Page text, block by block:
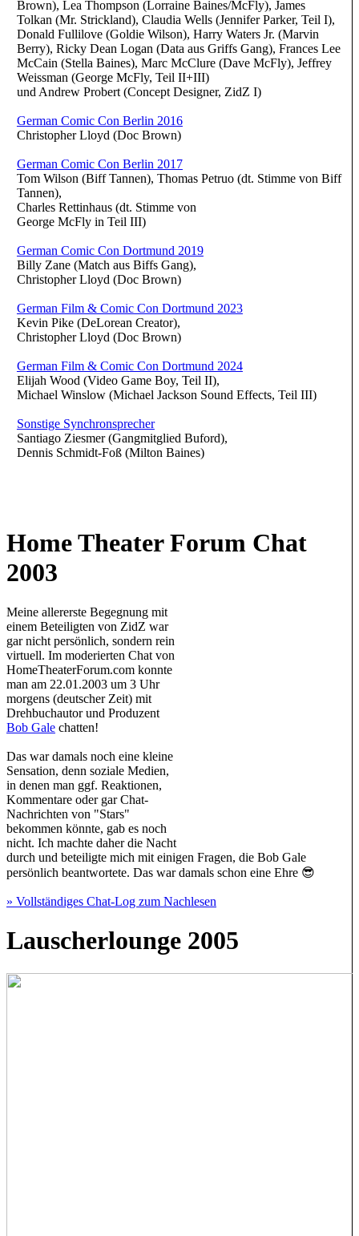
Brown), Lea Thompson (Lorraine Baines/McFly), James
Tolkan (Mr. Strickland), Claudia Wells (Jennifer Parker, Teil I),
Donald Fullilove (Goldie Wilson), Harry Waters Jr. (Marvin
Berry), Ricky Dean Logan (Data aus Griffs Gang), Frances Lee
McCain (Stella Baines), Marc McClure (Dave McFly), Jeffrey
Weissman (George McFly, Teil II+III)
und Andrew Probert (Concept Designer, ZidZ I)
German Comic Con Berlin 2016
Christopher Lloyd (Doc Brown)
German Comic Con Berlin 2017
Tom Wilson (Biff Tannen), Thomas Petruo (dt. Stimme von Biff
Tannen),
Charles Rettinhaus (dt. Stimme von
George McFly in Teil III)
German Comic Con Dortmund 2019
Billy Zane (Match aus Biffs Gang),
Christopher Lloyd (Doc Brown)
German Film & Comic Con Dortmund 2023
Kevin Pike (DeLorean Creator),
Christopher Lloyd (Doc Brown)
German Film & Comic Con Dortmund 2024
Elijah Wood (Video Game Boy, Teil II),
Michael Winslow (Michael Jackson Sound Effects, Teil III)
Sonstige Synchronsprecher
Santiago Ziesmer (Gangmitglied Buford),
Dennis Schmidt-Foß (Milton Baines)
Home Theater Forum Chat
2003
Meine allererste Begegnung mit
einem Beteiligten von ZidZ war
gar nicht persönlich, sondern rein
virtuell. Im moderierten Chat von
HomeTheaterForum.com konnte
man am 22.01.2003 um 3 Uhr
morgens (deutscher Zeit) mit
Drehbuchautor und Produzent
Bob Gale chatten!
Das war damals noch eine kleine
Sensation, denn soziale Medien,
in denen man ggf. Reaktionen,
Kommentare oder gar Chat-
Nachrichten von "Stars"
bekommen könnte, gab es noch
nicht. Ich machte daher die Nacht
durch und beteiligte mich mit einigen Fragen, die Bob Gale
persönlich beantwortete. Das war damals schon eine Ehre 😎
» Vollständiges Chat-Log zum Nachlesen
Lauscherlounge 2005